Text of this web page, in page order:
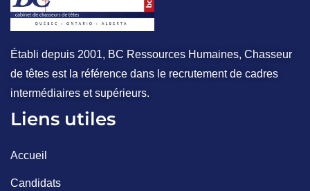
Établi depuis 2001, BC Ressources Humaines, Chasseur
de têtes est la référence dans le recrutement de cadres
intermédiaires et supérieurs.
Liens utiles
Accueil
Candidats